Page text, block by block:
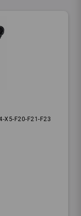
X5-F20-F21-F23